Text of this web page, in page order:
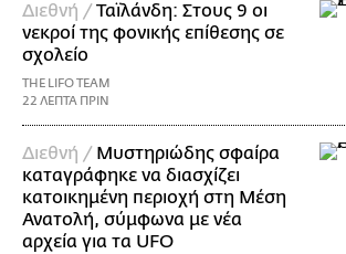
Διεθνή /Ταϊλάνδη: Στους 9 οι
νεκροί της φονικής επίθεσης σε
σχολείο
THE LIFO TEAM
22 ΛΕΠΤΑ ΠΡΙΝ
Διεθνή / Μυστηριώδης σφαίρα
καταγράφηκε να διασχίζει
κατοικημένη περιοχή στη Μέση
Ανατολή, σύμφωνα με νέα
αρχεία για τα UFO